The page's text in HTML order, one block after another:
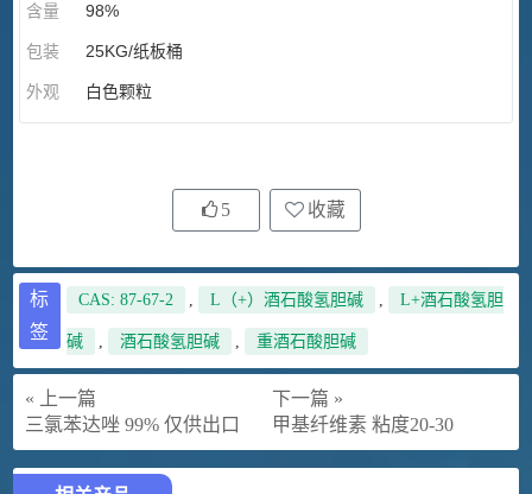
含量 98%
包装 25KG/纸板桶
外观 白色颗粒
5 收藏
标
签
CAS: 87-67-2 , L（+）酒石酸氢胆碱 , L+酒石酸氢胆
碱 , 酒石酸氢胆碱 , 重酒石酸胆碱
« 上一篇
三氯苯达唑 99% 仅供出口
下一篇 »
甲基纤维素 粘度20-30